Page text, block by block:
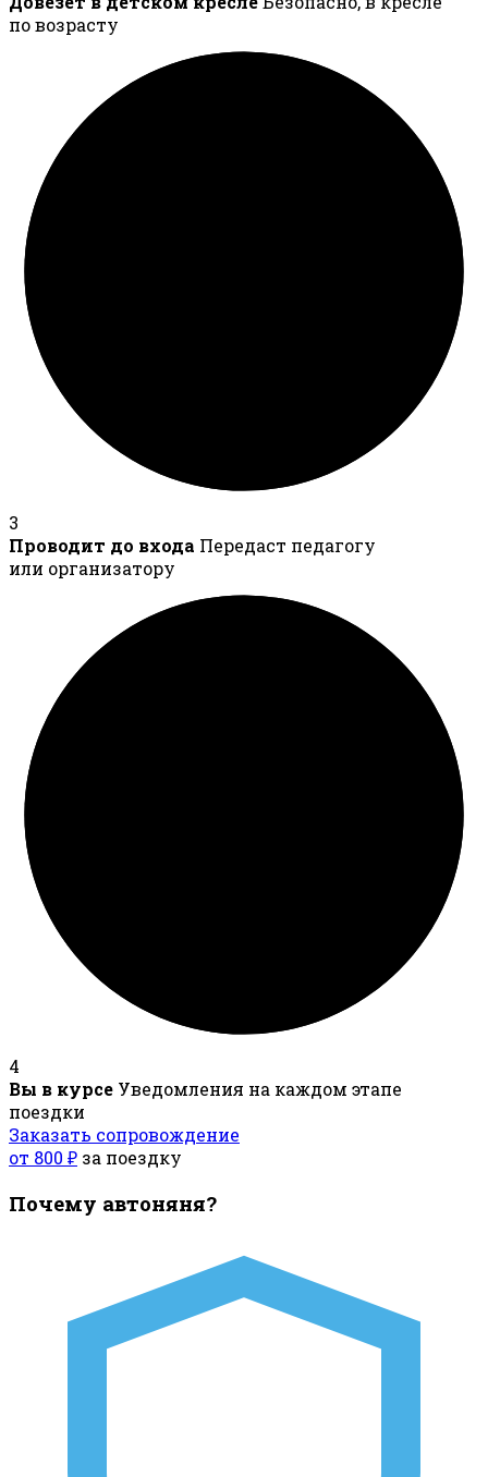
по возрасту
3
Проводит до входа Передаст педагогу
или организатору
4
Вы в курсе Уведомления на каждом этапе
поездки
Заказать сопровождение
от 800 ₽ за поездку
Почему автоняня?